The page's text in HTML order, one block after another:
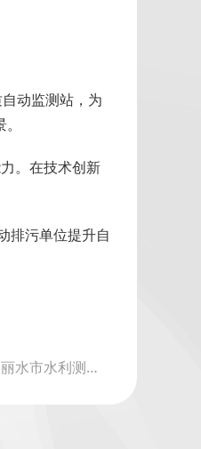
动监测站，为
。在技术创新
排污单位提升自
下一篇: 上海仪器仪表展|丽水市水利测雨雷达组网投用 X波段技术助力智慧防汛